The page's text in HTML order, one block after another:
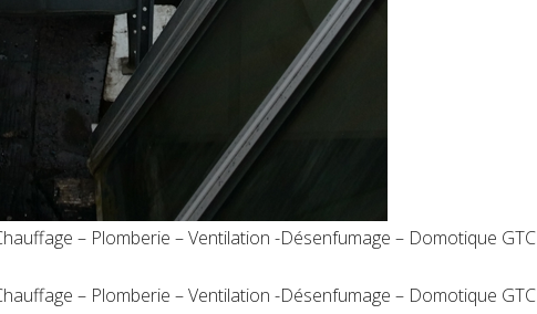
– Plomberie – Ventilation -Désenfumage – Domotique GTC
– Plomberie – Ventilation -Désenfumage – Domotique GTC